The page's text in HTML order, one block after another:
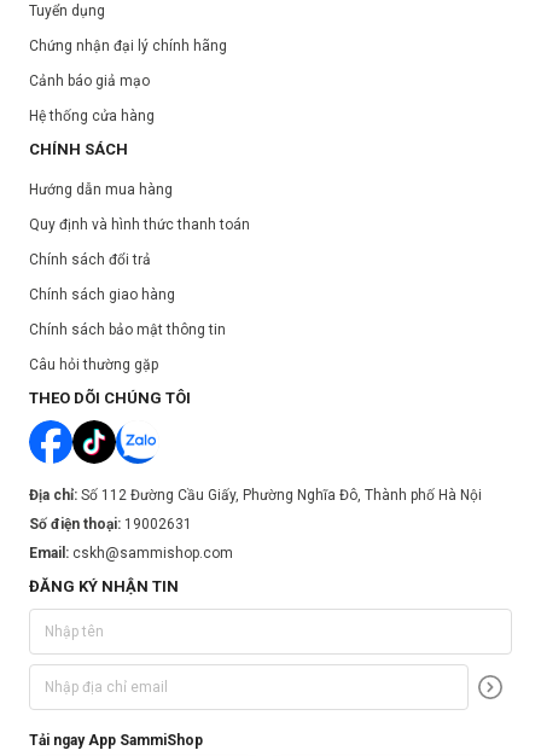
Tuyển dụng
Chứng nhận đại lý chính hãng
Cảnh báo giả mạo
Hệ thống cửa hàng
CHÍNH SÁCH
Hướng dẫn mua hàng
Quy định và hình thức thanh toán
Chính sách đổi trả
Chính sách giao hàng
Chính sách bảo mật thông tin
Câu hỏi thường gặp
THEO DÕI CHÚNG TÔI
Địa chỉ: Số 112 Đường Cầu Giấy, Phường Nghĩa Đô, Thành phố Hà Nội
Số điện thoại: 19002631
Email: cskh@sammishop.com
ĐĂNG KÝ NHẬN TIN
Tải ngay App SammiShop